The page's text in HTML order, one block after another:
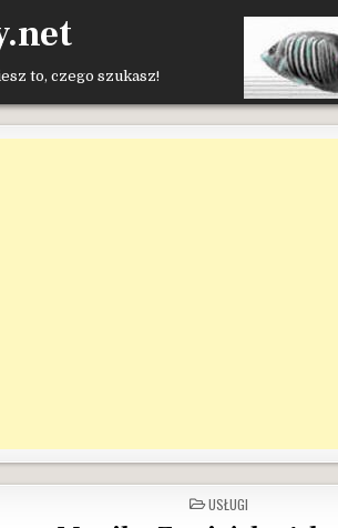
to, czego szukasz!
POSTED
IN
USŁUGI